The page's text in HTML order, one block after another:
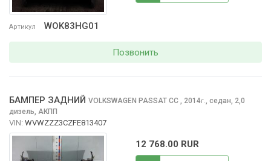
Артикул WOK83HG01
Позвонить
БАМПЕР ЗАДНИЙ VOLKSWAGEN PASSAT CC , 2014г., седан, 2,0
дизель, АКПП
VIN: WVWZZZ3CZFE813407
12 768.00 RUR